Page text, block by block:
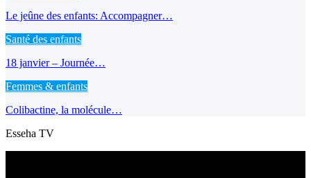
Le jeûne des enfants: Accompagner…
Santé des enfants
18 janvier – Journée…
Femmes & enfants
Colibactine, la molécule…
Esseha TV